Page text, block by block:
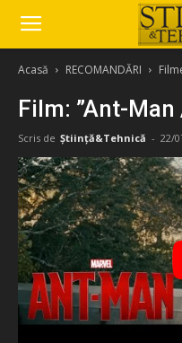
Acasă RECOMANDĂRI
Film: ”Ant-
Scris de Știință&Tehnică - 22/